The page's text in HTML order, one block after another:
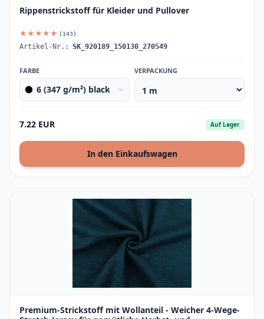
Rippenstrickstoff für Kleider und Pullover
★★★★★ (143)
Artikel-Nr.: SK_920189_150130_270549
FARBE
6 (347 g/m²) black
VERPACKUNG
7.22 EUR Auf Lager
In den Einkaufswagen
Premium-Strickstoff mit Wollanteil - Weicher 4-Wege-